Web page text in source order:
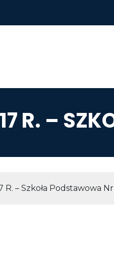
R. –
R. – Szkoła Podstawowa Nr